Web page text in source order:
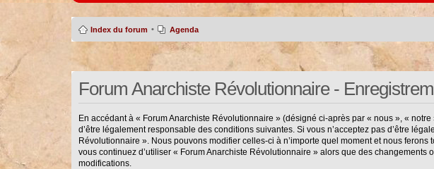
Index du forum • Agenda
Forum Anarchiste Révolutionnaire -
En accédant à « Forum Anarchiste Révolutionnaire » (désigné ci-après par « nous », «
d’être légalement responsable des conditions suivantes. Si vous n’acceptez pas d’être
Révolutionnaire ». Nous pouvons modifier celles-ci à n’importe quel moment et nous
vous continuez d’utiliser « Forum Anarchiste Révolutionnaire » alors que des
modifications.